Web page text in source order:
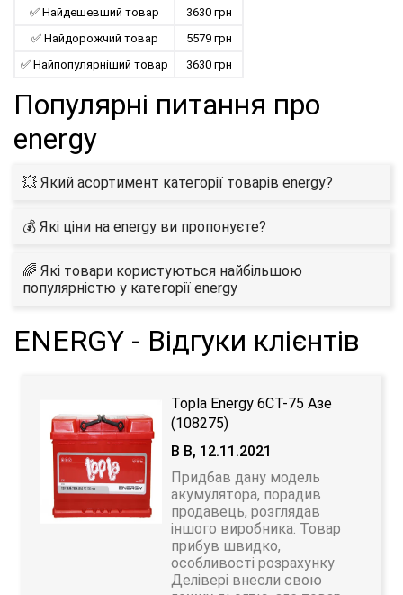
✅ Найдешевший товар
3630 грн
✅ Найдорожчий товар
5579 грн
✅ Найпопулярніший товар
3630 грн
Популярні питання про
energy
💥 Який асортимент категорії товарів energy?
💰 Які ціни на energy ви пропонуєте?
🌈 Які товари користуються найбільшою
популярністю у категорії energy
ENERGY - Відгуки клієнтів
Topla Energy 6CT-75 Азе
(108275)
В В, 12.11.2021
Придбав дану модель
акумулятора, порадив
продавець, розглядав
іншого виробника. Товар
прибув швидко,
особливості розрахунку
Делівері внесли свою